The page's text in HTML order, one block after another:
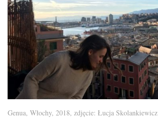
Genua, Włochy, 2018, zdjęcie: Łucja Skolankiewicz